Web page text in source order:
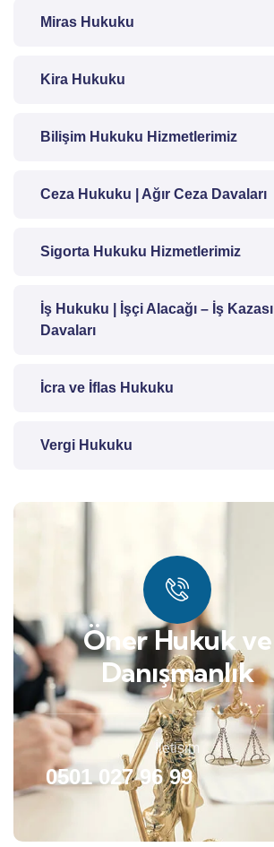
Miras Hukuku
Kira Hukuku
Bilişim Hukuku Hizmetlerimiz
Ceza Hukuku | Ağır Ceza Davaları
Sigorta Hukuku Hizmetlerimiz
İş Hukuku | İşçi Alacağı – İş Kazası
Davaları
İcra ve İflas Hukuku
Vergi Hukuku
Öner Hukuk ve
Danışmanlık
İletişim
0501 027 96 99